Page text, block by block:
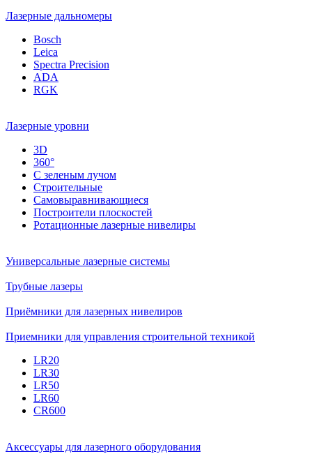
Лазерные дальномеры
Bosch
Leica
Spectra Precision
ADA
RGK
Лазерные уровни
3D
360°
С зеленым лучом
Строительные
Самовыравнивающиеся
Построители плоскостей
Ротационные лазерные нивелиры
Универсальные лазерные системы
Трубные лазеры
Приёмники для лазерных нивелиров
Приемники для управления строительной техникой
LR20
LR30
LR50
LR60
CR600
Аксессуары для лазерного оборудования